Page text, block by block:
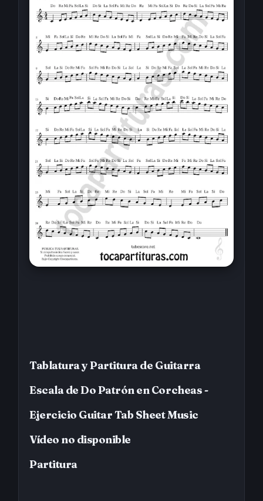
Tablatura y Partitura de Guitarra
Escala de Do Patrón en Corcheas -
Ejercicio Guitar Tab Sheet Music
Vídeo no disponible
Partitura